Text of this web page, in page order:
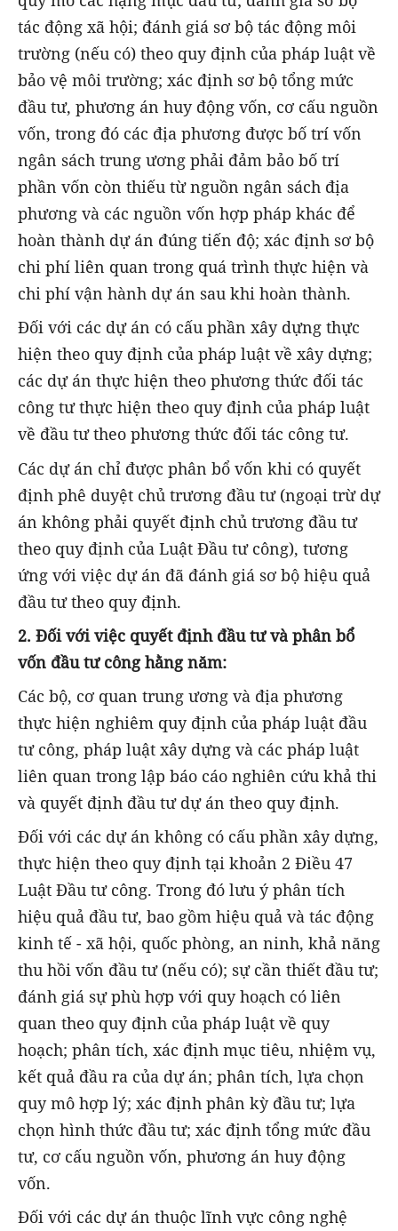
tác động xã hội; đánh giá sơ bộ tác động môi
trường (nếu có) theo quy định của pháp luật về
bảo vệ môi trường; xác định sơ bộ tổng mức
đầu tư, phương án huy động vốn, cơ cấu nguồn
vốn, trong đó các địa phương được bố trí vốn
ngân sách trung ương phải đảm bảo bố trí
phần vốn còn thiếu từ nguồn ngân sách địa
phương và các nguồn vốn hợp pháp khác để
hoàn thành dự án đúng tiến độ; xác định sơ bộ
chi phí liên quan trong quá trình thực hiện và
chi phí vận hành dự án sau khi hoàn thành.
Đối với các dự án có cấu phần xây dựng thực
hiện theo quy định của pháp luật về xây dựng;
các dự án thực hiện theo phương thức đối tác
công tư thực hiện theo quy định của pháp luật
về đầu tư theo phương thức đối tác công tư.
Các dự án chỉ được phân bổ vốn khi có quyết
định phê duyệt chủ trương đầu tư (ngoại trừ dự
án không phải quyết định chủ trương đầu tư
theo quy định của Luật Đầu tư công), tương
ứng với việc dự án đã đánh giá sơ bộ hiệu quả
đầu tư theo quy định.
2. Đối với việc quyết định đầu tư và phân bổ
vốn đầu tư công hằng năm:
Các bộ, cơ quan trung ương và địa phương
thực hiện nghiêm quy định của pháp luật đầu
tư công, pháp luật xây dựng và các pháp luật
liên quan trong lập báo cáo nghiên cứu khả thi
và quyết định đầu tư dự án theo quy định.
Đối với các dự án không có cấu phần xây dựng,
thực hiện theo quy định tại khoản 2 Điều 47
Luật Đầu tư công. Trong đó lưu ý phân tích
hiệu quả đầu tư, bao gồm hiệu quả và tác động
kinh tế - xã hội, quốc phòng, an ninh, khả năng
thu hồi vốn đầu tư (nếu có); sự cần thiết đầu tư;
đánh giá sự phù hợp với quy hoạch có liên
quan theo quy định của pháp luật về quy
hoạch; phân tích, xác định mục tiêu, nhiệm vụ,
kết quả đầu ra của dự án; phân tích, lựa chọn
quy mô hợp lý; xác định phân kỳ đầu tư; lựa
chọn hình thức đầu tư; xác định tổng mức đầu
tư, cơ cấu nguồn vốn, phương án huy động
vốn.
Đối với các dự án thuộc lĩnh vực công nghệ